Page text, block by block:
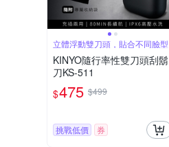
立體浮動雙刀頭，貼合不同臉型
KINYO隨行率性雙刀頭刮鬍
刀KS-511
$475 $499
挑戰低價 券